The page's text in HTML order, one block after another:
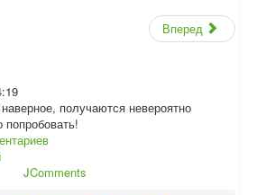
Вперед
получаются невероятно
JComments